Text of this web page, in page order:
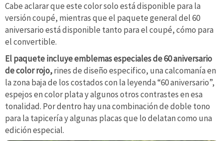
Cabe aclarar que este color solo está disponible para la
versión coupé, mientras que el paquete general del 60
aniversario está disponible tanto para el coupé, cómo para
el convertible.
El paquete incluye emblemas especiales de 60 aniversario
de color rojo,rines de diseño especifico, una calcomanía en
la zona baja de los costados con la leyenda “60 aniversario”,
espejos en color plata y algunos otros contrastes en esa
tonalidad. Por dentro hay una combinación de doble tono
para la tapicería y algunas placas que lo delatan como una
edición especial.